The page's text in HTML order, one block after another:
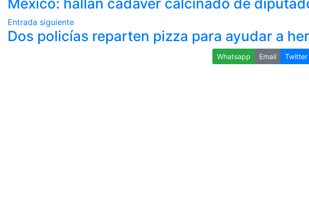
Entrada siguiente
Dos policías reparten pizza para ayudar a
Whatsapp Email Twitter